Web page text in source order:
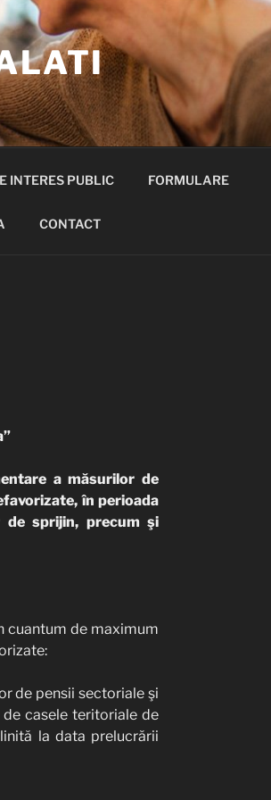
INTERES PUBLIC FORMULARE
CONTACT
a măsurilor de
în perioada
de sprijin, precum şi
cuantum de maximum
de pensii sectoriale şi
casele teritoriale de
la data prelucrării